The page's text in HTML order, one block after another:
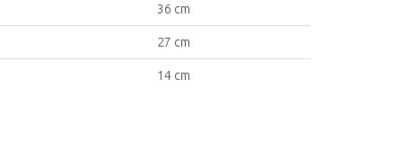
36 cm
27 cm
14 cm